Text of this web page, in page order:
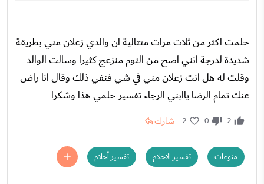
حلمت اكثر من ثلات مرات متتالية ان والدي زعلان مني بطريقة
شديدة لدرجة انني اصح من النوم منزعج كثيرا وسالت الوالد
وقلت له هل انت زعلان مني في شي فنفي ذلك وقال انا راض
عنك تمام الرضا ياابني الرجاء تفسير حلمي هذا وشكرا
2
0
2 شارك
منوعات تفسير الاحلام تفسير أحلام